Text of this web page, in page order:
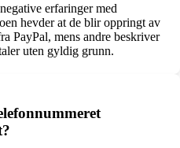
erfaringer med
hevder at de blir oppringt av
PayPal, mens andre beskriver
uten gyldig grunn.